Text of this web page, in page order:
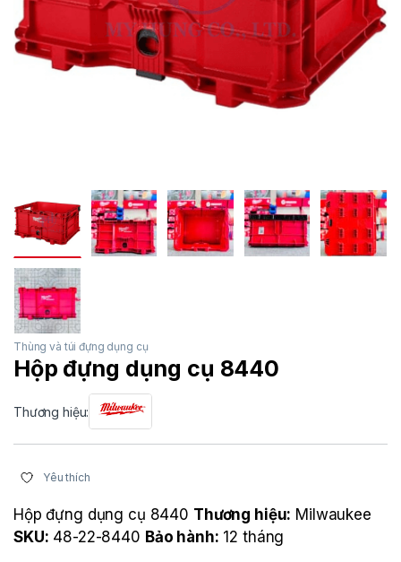
Thùng và túi đựng dụng cụ
Hộp đựng dụng cụ 8440
Thương hiệu:
Yêu thích
Hộp đựng dụng cụ 8440 Thương hiệu: Milwaukee
SKU: 48-22-8440 Bảo hành: 12 tháng